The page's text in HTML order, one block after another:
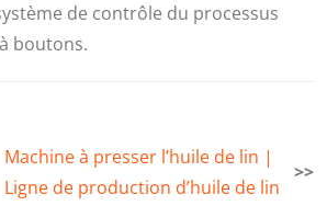
de contrôle du processus
boutons.
Machine à presser l’huile de lin |
Ligne de production d’huile de lin
>>